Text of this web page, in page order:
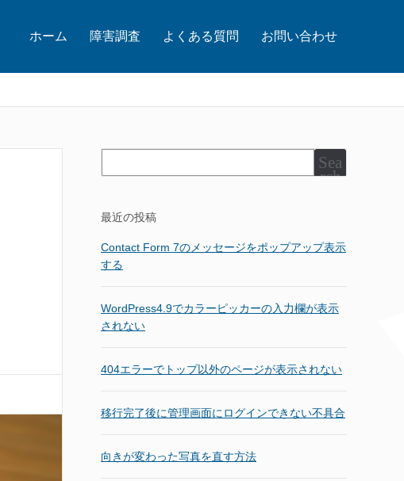
ホーム 障害調査 よくある質問 お問い合わせ
Sea
rch
最近の投稿
Contact Form 7のメッセージをポップアップ表示
する
WordPress4.9でカラーピッカーの入力欄が表示
されない
404エラーでトップ以外のページが表示されない
移行完了後に管理画面にログインできない不具合
向きが変わった写真を直す方法